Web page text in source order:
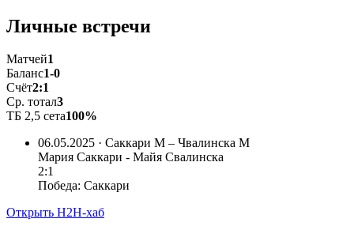
Личные встречи
Матчей1
Баланс1-0
Счёт2:1
Ср. тотал3
ТБ 2,5 сета100%
06.05.2025 · Саккари М – Чвалинска М
Мария Саккари - Майя Свалинска
2:1
Победа: Саккари
Открыть H2H-хаб